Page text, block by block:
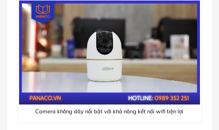
Camera không dây nổi bật với khả năng kết nối wifi tiện lợi